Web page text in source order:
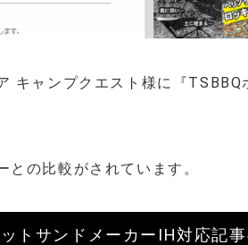
キャンプクエスト様に『TSBBQ
の比較がされています。
トサンドメーカーIH対応記